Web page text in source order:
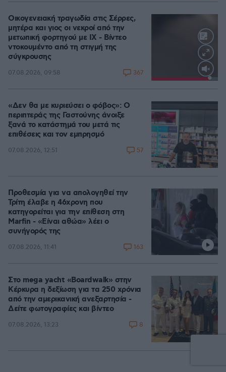
Loaded:
Οικογενειακή τραγωδία στις Σέρρες,
μητέρα και γιος οι νεκροί από την
μετωπική φορτηγού με ΙΧ - Βίντεο
ντοκουμέντο από τη στιγμή της
σύγκρουσης
07.08.2026, 09:58 367
«Δεν θα με κυριεύσει ο φόβος»: Ο
περιπτεράς της Γαστούνης άνοιξε
ξανά το κατάστημά του μετά τις
επιθέσεις και τον εμπρησμό
07.08.2026, 12:51 57
Προθεσμία για να απολογηθεί την
Τρίτη έλαβε η 46χρονη που
κατηγορείται για την επίθεση στη
Marfin - «Είναι αθώα» λέει ο
συνήγορός της
07.08.2026, 11:41 163
Στο mega yacht «Boardwalk» στην
Κέρκυρα η δεξίωση για τα 250 χρόνια
από την αμερικανική ανεξαρτησία -
Δείτε φωτογραφίες και βίντεο
07.08.2026, 13:23 8